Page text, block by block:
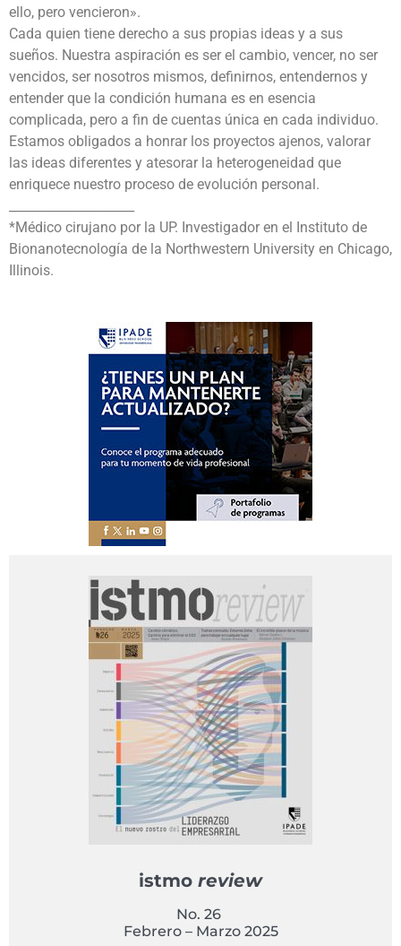
ello, pero vencieron».
Cada quien tiene derecho a sus propias ideas y a sus
sueños. Nuestra aspiración es ser el cambio, vencer, no ser
vencidos, ser nosotros mismos, definirnos, entendernos y
entender que la condición humana es en esencia
complicada, pero a fin de cuentas única en cada individuo.
Estamos obligados a honrar los proyectos ajenos, valorar
las ideas diferentes y atesorar la heterogeneidad que
enriquece nuestro proceso de evolución personal.
*Médico cirujano por la UP. Investigador en el Instituto de
Bionanotecnología de la Northwestern University en Chicago,
Illinois.
istmo review
No. 26
Febrero – Marzo 2025